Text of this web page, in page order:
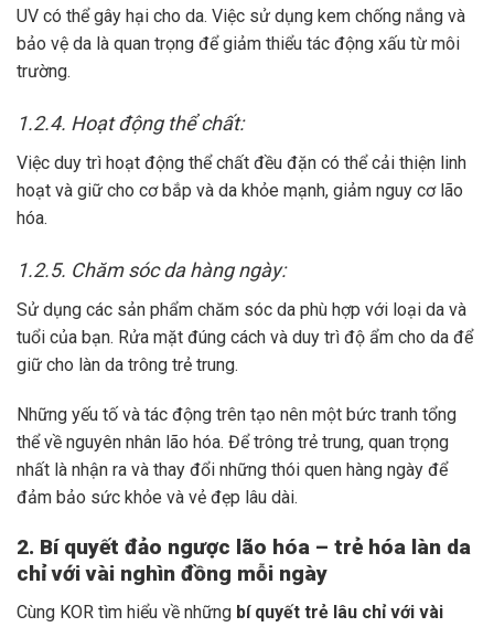
UV có thể gây hại cho da. Việc sử dụng kem chống nắng và
bảo vệ da là quan trọng để giảm thiểu tác động xấu từ môi
trường.
1.2.4. Hoạt động thể chất:
Việc duy trì hoạt động thể chất đều đặn có thể cải thiện linh
hoạt và giữ cho cơ bắp và da khỏe mạnh, giảm nguy cơ lão
hóa.
1.2.5. Chăm sóc da hàng ngày:
Sử dụng các sản phẩm chăm sóc da phù hợp với loại da và
tuổi của bạn. Rửa mặt đúng cách và duy trì độ ẩm cho da để
giữ cho làn da trông trẻ trung.
Những yếu tố và tác động trên tạo nên một bức tranh tổng
thể về nguyên nhân lão hóa. Để trông trẻ trung, quan trọng
nhất là nhận ra và thay đổi những thói quen hàng ngày để
đảm bảo sức khỏe và vẻ đẹp lâu dài.
2. Bí quyết đảo ngược lão hóa – trẻ hóa làn da
chỉ với vài nghìn đồng mỗi ngày
Cùng KOR tìm hiểu về những bí quyết trẻ lâu chỉ với vài